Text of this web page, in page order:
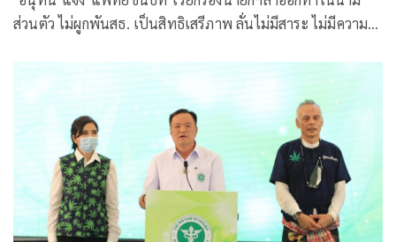
ส่วนตัว ไม่ผูกพันสธ. เป็นสิทธิเสรีภาพ ลั่นไม่มีสาระ ไม่มีความ